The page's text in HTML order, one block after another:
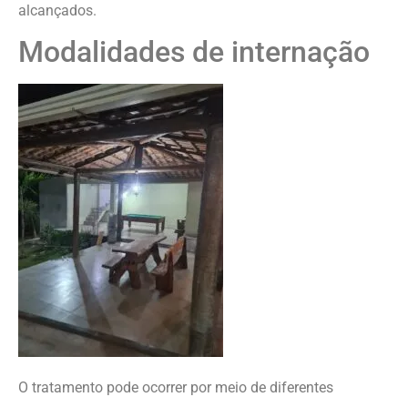
alcançados.
Modalidades de internação
O tratamento pode ocorrer por meio de diferentes